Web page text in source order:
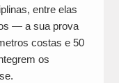
entre elas
— a sua prova
costas e 50
os